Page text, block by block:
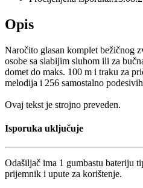
Opis
Naročito glasan komplet bežičnog
osobe sa slabijim sluhom ili za
domet do maks. 100 m i traku za
melodija i 256 samostalno
Ovaj tekst je strojno preveden.
Isporuka uključuje
Odašiljač ima 1 gumbastu bateriju
prijemnik i upute za korištenje.